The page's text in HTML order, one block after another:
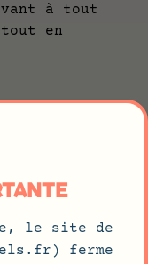
le site de
ferme
à tout
en